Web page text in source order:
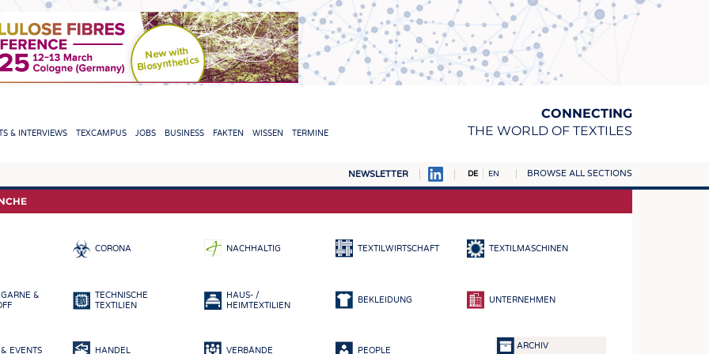
CONNECTING
THE WORLD OF TEXTILES
& INTERVIEWS TEXCAMPUS JOBS BUSINESS FAKTEN WISSEN TERMINE
NEWSLETTER DE EN BROWSE ALL SECTIONS
TEXTILE LEADERSHIP FASERN
GEWEBE
CORONA NACHHALTIG TEXTILWIRTSCHAFT TEXTILMASCHINEN
&
TECHNISCHE
TEXTILIEN
HAUS- /
HEIMTEXTILIEN
BEKLEIDUNG UNTERNEHMEN
EVENTS HANDEL VERBÄNDE PEOPLE ARCHIV